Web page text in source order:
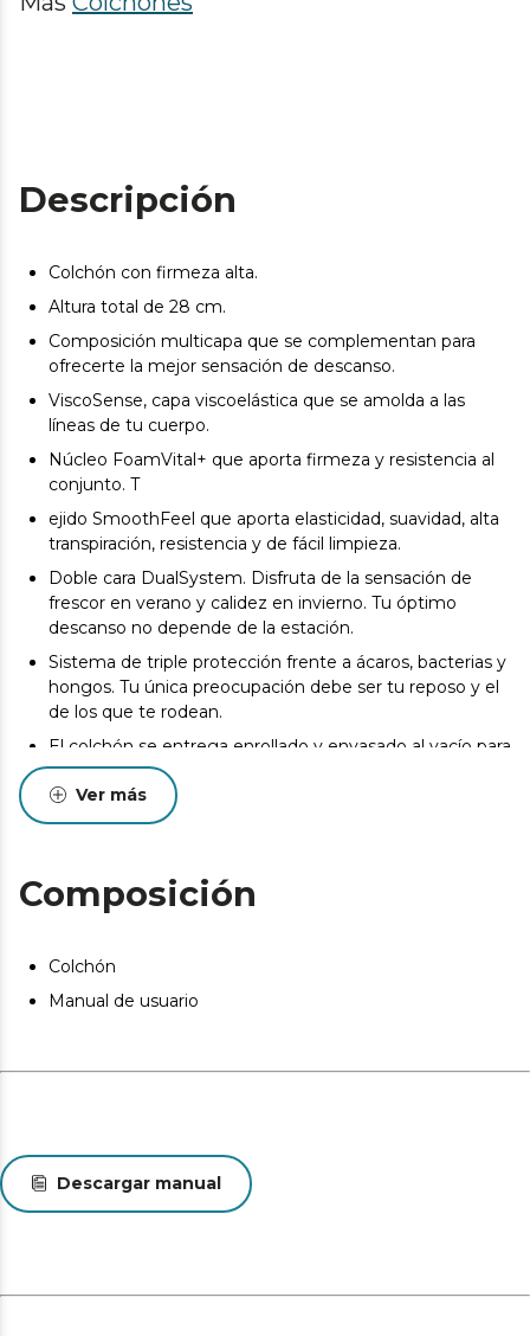
Descripción
Colchón con firmeza alta.
Altura total de 28 cm.
Composición multicapa que se complementan para
ofrecerte la mejor sensación de descanso.
ViscoSense, capa viscoelástica que se amolda a las
líneas de tu cuerpo.
Núcleo FoamVital+ que aporta firmeza y resistencia al
conjunto. T
ejido SmoothFeel que aporta elasticidad, suavidad, alta
transpiración, resistencia y de fácil limpieza.
Doble cara DualSystem. Disfruta de la sensación de
frescor en verano y calidez en invierno. Tu óptimo
descanso no depende de la estación.
Sistema de triple protección frente a ácaros, bacterias y
hongos. Tu única preocupación debe ser tu reposo y el
de los que te rodean.
El colchón se entrega enrollado y envasado al vacío para
transportar el colchón de la manera más cómoda.
Desde el inicio del uso del colchón se produce un
asentamiento normal de las capas internas que oscila
circunstancia, totalmente normal, no da derecho a
reparación o compensación.
mostrado y el entregado en cuanto a color, tejido o
la calidad ni a la utilidad del artículo.
Ver más
Composición
Colchón
Manual de usuario
Descargar manual